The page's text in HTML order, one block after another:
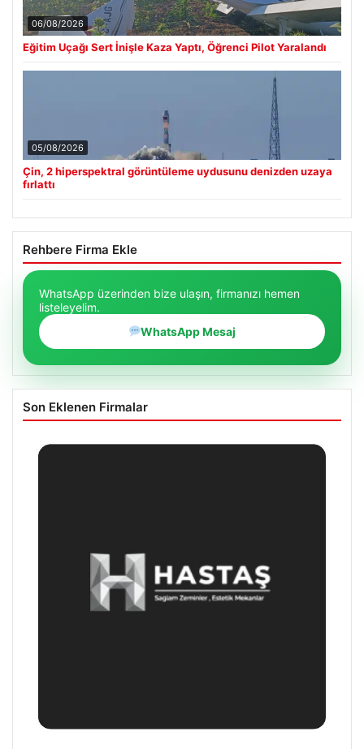
06/08/2026
Eğitim Uçağı Sert İnişle Kaza Yaptı, Öğrenci Pilot Yaralandı
05/08/2026
Çin, 2 hiperspektral görüntüleme uydusunu denizden uzaya
fırlattı
Rehbere Firma Ekle
WhatsApp üzerinden bize ulaşın, firmanızı hemen
listeleyelim.
WhatsApp Mesaj
Son Eklenen Firmalar